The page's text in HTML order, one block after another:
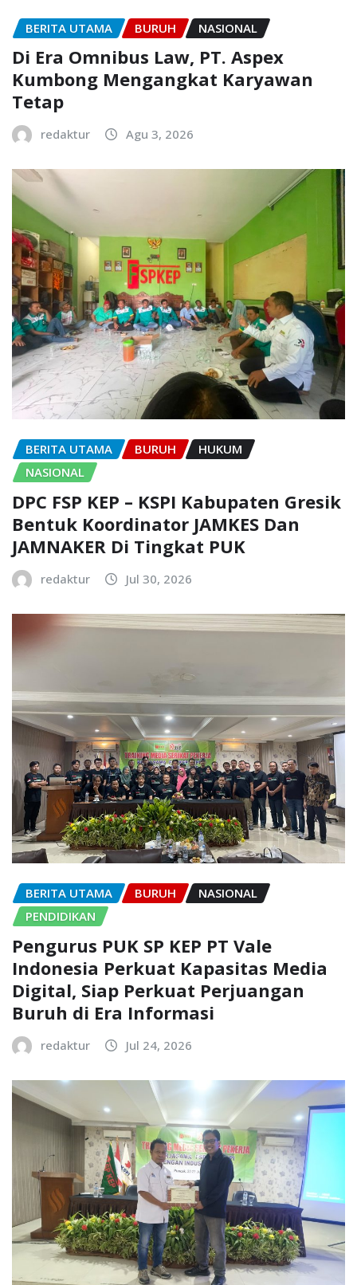
BERITA UTAMA BURUH NASIONAL
Di Era Omnibus Law, PT. Aspex
Kumbong Mengangkat Karyawan
Tetap
redaktur Agu 3, 2026
BERITA UTAMA BURUH
HUKUM
NASIONAL
DPC FSP KEP – KSPI Kabupaten Gresik
Bentuk Koordinator JAMKES Dan
JAMNAKER Di Tingkat PUK
redaktur Jul 30, 2026
BERITA UTAMA BURUH
NASIONAL
PENDIDIKAN
Pengurus PUK SP KEP PT Vale
Indonesia Perkuat Kapasitas Media
Digital, Siap Perkuat Perjuangan
Buruh di Era Informasi
redaktur Jul 24, 2026